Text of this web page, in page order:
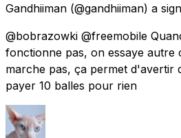
Gandhiiman (@gandhiiman) a
@bobrazowki @freemobile
fonctionne pas, on essaye autre
marche pas, ça permet d'avertir
payer 10 balles pour rien